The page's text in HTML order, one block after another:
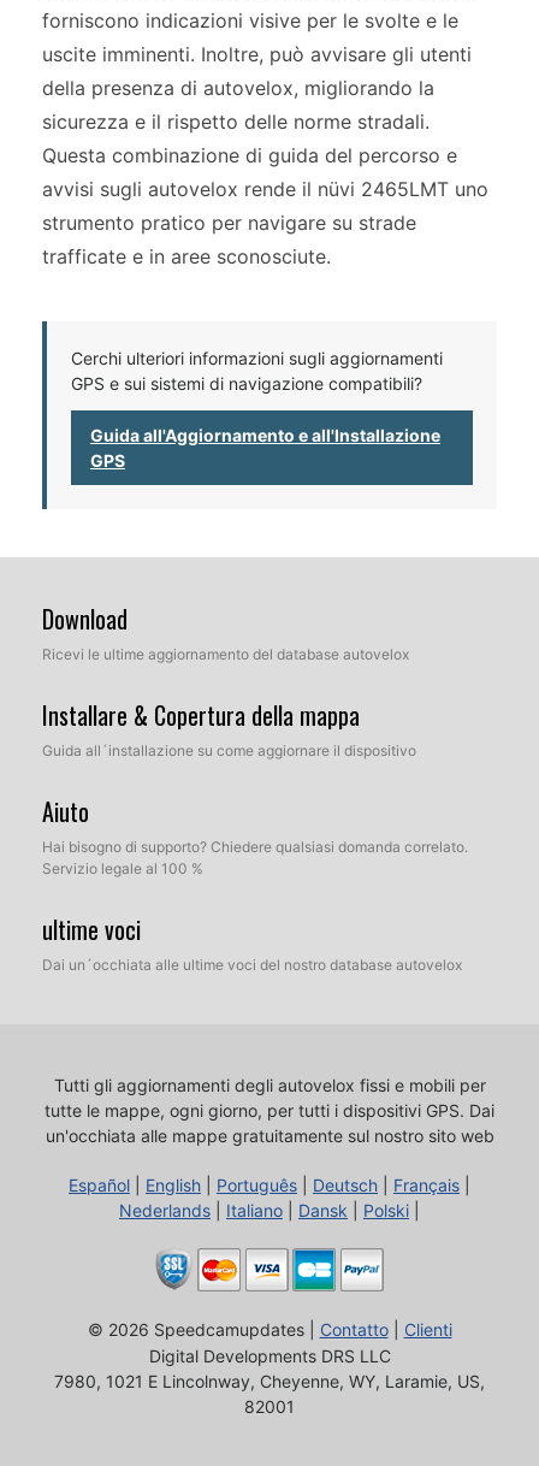
forniscono indicazioni visive per le svolte e le
uscite imminenti. Inoltre, può avvisare gli utenti
della presenza di autovelox, migliorando la
sicurezza e il rispetto delle norme stradali.
Questa combinazione di guida del percorso e
avvisi sugli autovelox rende il nüvi 2465LMT uno
strumento pratico per navigare su strade
trafficate e in aree sconosciute.
Cerchi ulteriori informazioni sugli aggiornamenti
GPS e sui sistemi di navigazione compatibili?
Guida all'Aggiornamento e all'Installazione
GPS
Download
Ricevi le ultime aggiornamento del database autovelox
Installare & Copertura della mappa
Guida all´installazione su come aggiornare il dispositivo
Aiuto
Hai bisogno di supporto? Chiedere qualsiasi domanda correlato.
Servizio legale al 100 %
ultime voci
Dai un´occhiata alle ultime voci del nostro database autovelox
Tutti gli aggiornamenti degli autovelox fissi e mobili per
tutte le mappe, ogni giorno, per tutti i dispositivi GPS. Dai
un'occhiata alle mappe gratuitamente sul nostro sito web
Español English Português Deutsch Français
Nederlands
Italiano Dansk Polski
© 2026 Speedcamupdates | Contatto| Clienti
Digital Developments DRS LLC
7980, 1021 E Lincolnway, Cheyenne, WY, Laramie, US,
82001